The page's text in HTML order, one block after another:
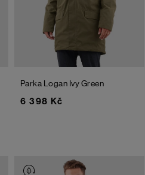
Parka Logan Ivy Green
6 398 Kč